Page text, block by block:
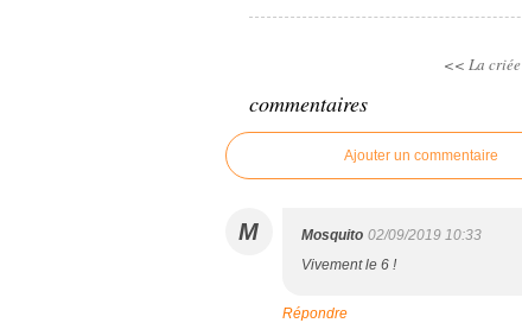
<< La criée
commentaires
Ajouter un commentaire
M Mosquito 02/09/2019 10:33
Vivement le 6 !
Répondre